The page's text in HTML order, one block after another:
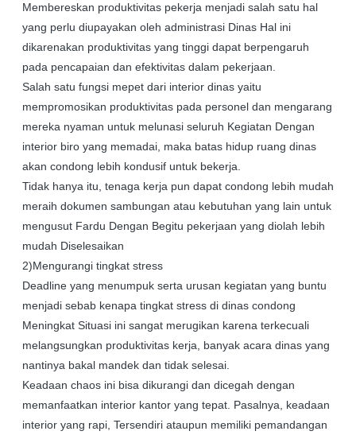
Membereskan produktivitas pekerja menjadi salah satu hal
yang perlu diupayakan oleh administrasi Dinas Hal ini
dikarenakan produktivitas yang tinggi dapat berpengaruh
pada pencapaian dan efektivitas dalam pekerjaan.
Salah satu fungsi mepet dari interior dinas yaitu
mempromosikan produktivitas pada personel dan mengarang
mereka nyaman untuk melunasi seluruh Kegiatan Dengan
interior biro yang memadai, maka batas hidup ruang dinas
akan condong lebih kondusif untuk bekerja.
Tidak hanya itu, tenaga kerja pun dapat condong lebih mudah
meraih dokumen sambungan atau kebutuhan yang lain untuk
mengusut Fardu Dengan Begitu pekerjaan yang diolah lebih
mudah Diselesaikan
2)Mengurangi tingkat stress
Deadline yang menumpuk serta urusan kegiatan yang buntu
menjadi sebab kenapa tingkat stress di dinas condong
Meningkat Situasi ini sangat merugikan karena terkecuali
melangsungkan produktivitas kerja, banyak acara dinas yang
nantinya bakal mandek dan tidak selesai.
Keadaan chaos ini bisa dikurangi dan dicegah dengan
memanfaatkan interior kantor yang tepat. Pasalnya, keadaan
interior yang rapi, Tersendiri ataupun memiliki pemandangan